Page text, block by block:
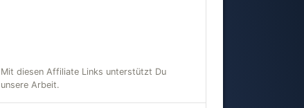
Mit diesen Affiliate Links unterstützt Du
unsere Arbeit.